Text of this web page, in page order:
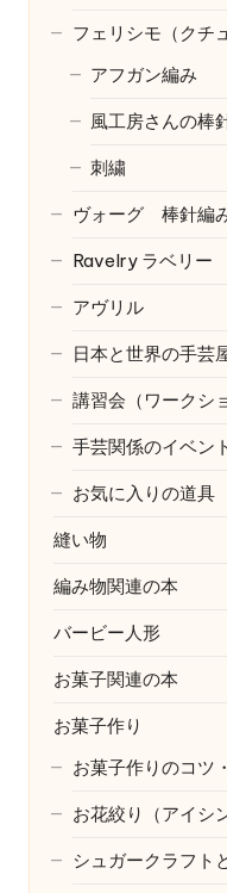
フェリシモ（クチ
アフガン編み
風工房さんの棒
刺繍
ヴォーグ 棒針編
Ravelry ラベリー
アヴリル
日本と世界の手芸
講習会（ワークシ
手芸関係のイベン
お気に入りの道具
縫い物
編み物関連の本
バービー人形
お菓子関連の本
お菓子作り
お菓子作りのコツ
お花絞り（アイシ
シュガークラフト